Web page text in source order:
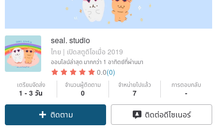
seal. studio
ไทย | เปิดสตูดิโอเมื่อ 2019
ออนไลน์ล่าสุด มากกว่า 1 อาทิตย์ที่ผ่านมา
0.0(0)
เตรียมจัดส่ง
1 - 3 วัน
จำนวนผู้ติดตาม
0
จำหน่ายไปแล้ว
7
การตอบกลับ
-
ติดตาม ติดต่อดีไซเนอร์